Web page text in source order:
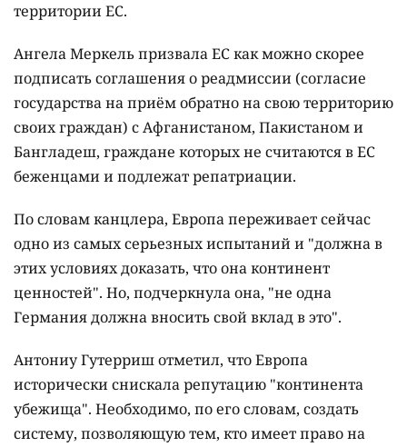
территории ЕС.
Ангела Меркель призвала ЕС как можно скорее
подписать соглашения о реадмиссии (согласие
государства на приём обратно на свою территорию
своих граждан) с Афганистаном, Пакистаном и
Бангладеш, граждане которых не считаются в ЕС
беженцами и подлежат репатриации.
По словам канцлера, Европа переживает сейчас
одно из самых серьезных испытаний и "должна в
этих условиях доказать, что она континент
ценностей". Но, подчеркнула она, "не одна
Германия должна вносить свой вклад в это".
Антониу Гутерриш отметил, что Европа
исторически снискала репутацию "континента
убежища". Необходимо, по его словам, создать
систему, позволяющую тем, кто имеет право на